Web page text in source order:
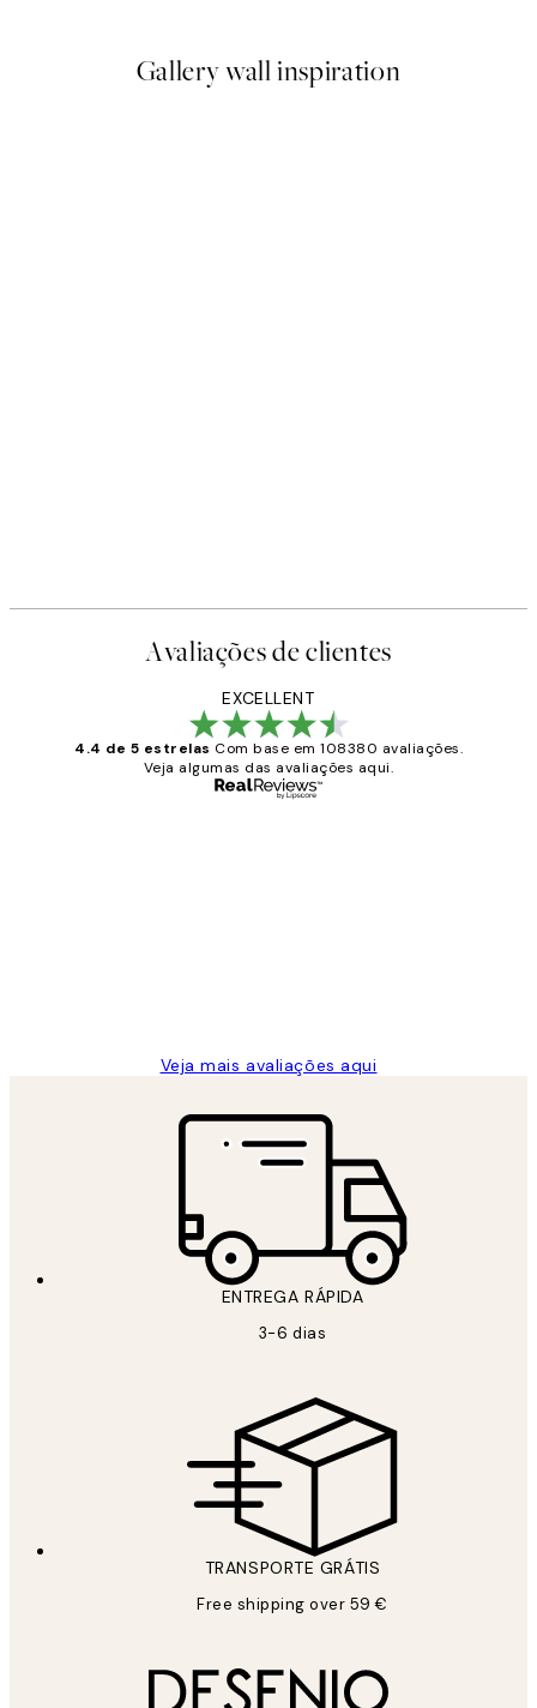
Gallery wall inspiration
Avaliações de clientes
EXCELLENT
4.4 de 5 estrelas Com base em 108380 avaliações.
Veja algumas das avaliações aqui.
Veja mais avaliações aqui
ENTREGA RÁPIDA
3-6 dias
TRANSPORTE GRÁTIS
Free shipping over 59 €